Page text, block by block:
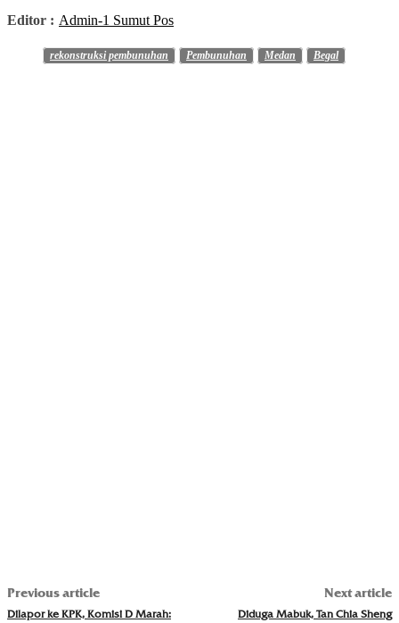
Editor : Admin-1 Sumut Pos
rekonstruksi pembunuhan Pembunuhan Medan Begal
Previous article
Dilapor ke KPK, Komisi D Marah:
Next article
Diduga Mabuk, Tan Chia Sheng